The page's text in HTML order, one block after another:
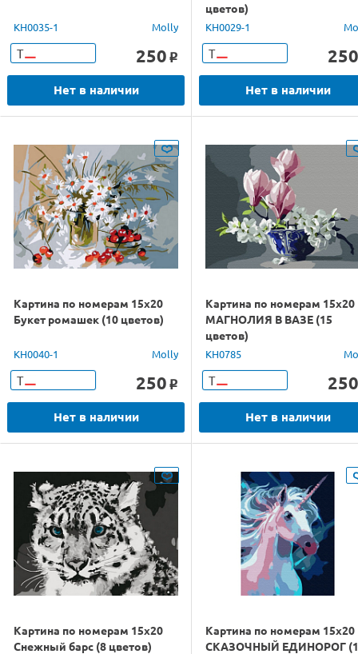
KH0035-1 Molly
Т 250 o
Нет в наличии
цветов)
KH0029-1
Т 250
Нет в наличии
Картина по номерам 15х20
Букет ромашек (10 цветов)
KH0040-1 Molly
Т 250 o
Нет в наличии
Картина по номерам 15х20
МАГНОЛИЯ В ВАЗЕ (15
цветов)
KH0785
Т 250
Нет в наличии
Картина по номерам 15х20
Снежный барс (8 цветов)
Картина по номерам 15х20
СКАЗОЧНЫЙ ЕДИНОРОГ